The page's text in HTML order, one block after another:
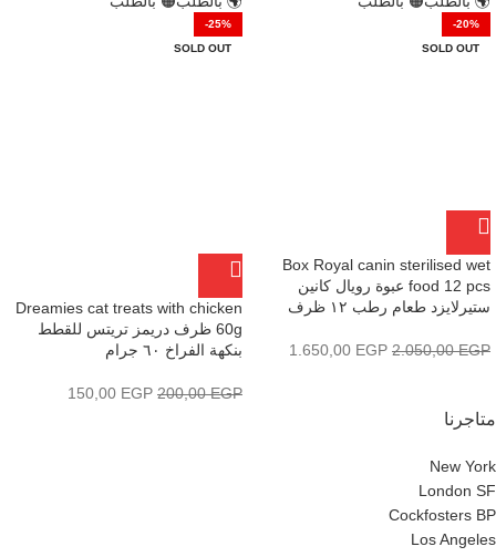
-20%
SOLD OUT
Box Royal canin sterilised wet
food 12 pcs عبوة رويال كانين
ستيرلايزد طعام رطب ١٢ ظرف
2.050,00EGP
1.650,00 EGP
-25%
SOLD OUT
‏Dreamies cat treats with chicken
60g ظرف دريمز تريتس للقطط
بنكهة الفراخ ٦٠ جرام
200,00EGP
150,00 EGP
متاجرنا
New York
London SF
Cockfosters BP
Los Angeles